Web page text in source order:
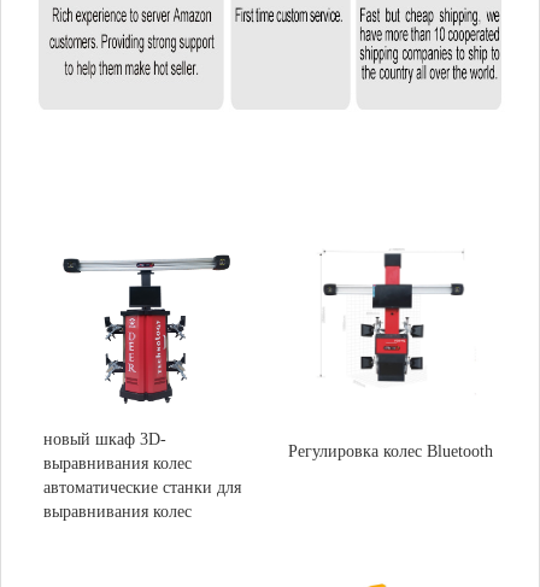
новый шкаф 3D-
выравнивания колес
автоматические станки для
выравнивания колес
Регулировка колес Bluetooth